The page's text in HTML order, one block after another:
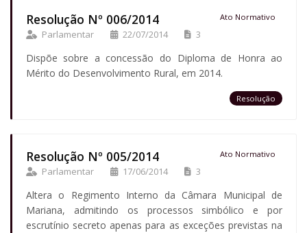
Resolução Nº 006/2014 Ato Normativo
Parlamentar 22/07/2014 3
Dispõe sobre a concessão do Diploma de Honra ao
Mérito do Desenvolvimento Rural, em 2014.
Resolução
Resolução Nº 005/2014 Ato Normativo
Parlamentar 17/06/2014 3
Altera o Regimento Interno da Câmara Municipal de
Mariana, admitindo os processos simbólico e por
escrutínio secreto apenas para as exceções previstas na